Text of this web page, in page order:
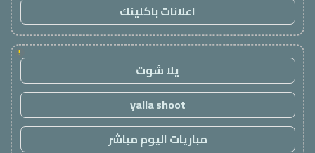
اعلانات باكلينك
!
يلا شوت
yalla shoot
مباريات اليوم مباشر